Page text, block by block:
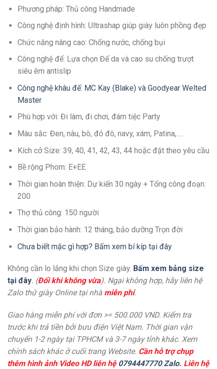
Phương pháp: Thủ công Handmade
Công nghệ định hình: Ultrashap giúp giày luôn phồng đẹp
Chức năng nâng cao: Chống nước, chống bụi
Công nghệ đế: Lựa chọn Đế da và cao su chống trượt
siêu êm antislip
Công nghệ khâu đế: MC Kay (Blake) và Goodyear Welted
Master
Phù hợp với: Đi làm, đi chơi, đám tiệc Party
Màu sắc: Đen, nâu, bò, đỏ đô, navy, xám, Patina,….
Kích cở Size: 39, 40, 41, 42, 43, 44 hoặc đặt theo yêu cầu
Bề rộng Phom: E+EE
Thời gian hoàn thiện: Dự kiến 30 ngày + Tổng công đoạn:
200
Thợ thủ công: 150 người
Thời gian bảo hành: 12 tháng, bảo dưỡng Trọn đời
Chưa biết mặc gì hợp? Bấm xem bí kíp tại đây
Không cần lo lắng khi chọn Size giày. Bấm xem bảng size
tại đây. (Đổi khi không vừa). Ngại không hợp, hãy liên hệ
Zalo thử giày Online tại nhà miễn phí.
Giao hàng miễn phí với đơn >= 500.000 VND. Kiểm tra
trước khi trả tiền bởi bưu điện Việt Nam. Thời gian vận
chuyển 1-2 ngày tại TPHCM và 3-7 ngày tỉnh khác. Xem
chính sách khác ở cuối trang Website. Cần hỗ trợ chụp
thêm hình ảnh Video HD liên hệ 0794447770 Zalo. Liên hệ